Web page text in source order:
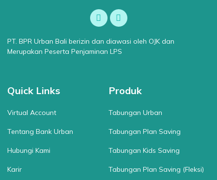
PT. BPR Urban Bali berizin dan diawasi oleh OJK dan
Merupakan Peserta Penjaminan LPS
Quick Links
Virtual Account
Tentang Bank Urban
Hubungi Kami
Karir
Produk
Tabungan Urban
Tabungan Plan Saving
Tabungan Kids Saving
Tabungan Plan Saving (Fleksi)